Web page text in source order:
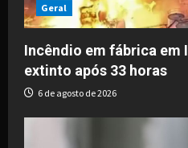
i
o
n
Geral
Incêndio em fábrica em
extinto após 33 horas
6 de agosto de 2026